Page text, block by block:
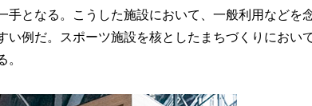
となる。こうした施設において、一般利用などを
例だ。スポーツ施設を核としたまちづくりにおい